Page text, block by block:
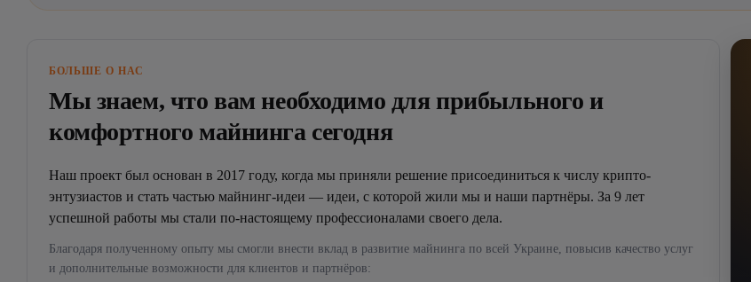
БОЛЬШЕ О НАС
Мы знаем, что вам необходимо для прибыльного и
комфортного майнинга сегодня
Наш проект был основан в 2017 году, когда мы приняли решение присоединиться к числу крипто-
энтузиастов и стать частью майнинг-идеи — идеи, с которой жили мы и наши партнёры. За 9 лет
успешной работы мы стали по-настоящему профессионалами своего дела.
Благодаря полученному опыту мы смогли внести вклад в развитие майнинга по всей Украине, повысив качество услуг
и дополнительные возможности для клиентов и партнёров: